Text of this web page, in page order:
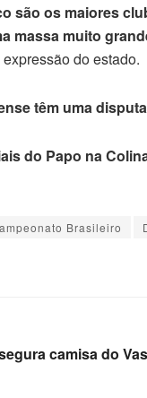
são os maiores
massa muito
do estado.
têm uma
do Papo na
Brasileiro
camisa do